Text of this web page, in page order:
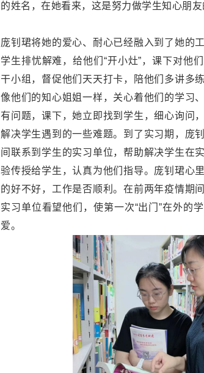
的姓名，在她看来，这是努力做学生知心朋友
庞钊珺将她的爱心、耐心已经融入到了她的
学生排忧解难，给他们“开小灶”，课下对他
干小组，督促他们天天打卡，陪他们多讲多
像他们的知心姐姐一样，关心着他们的学习
有问题，课下，她立即找到学生，细心询问
解决学生遇到的一些难题。到了实习期，庞
间联系到学生的实习单位，帮助解决学生在
验传授给学生，认真为他们指导。庞钊珺心
的好不好，工作是否顺利。在前两年疫情期
实习单位看望他们，使第一次“出门”在外的
爱。